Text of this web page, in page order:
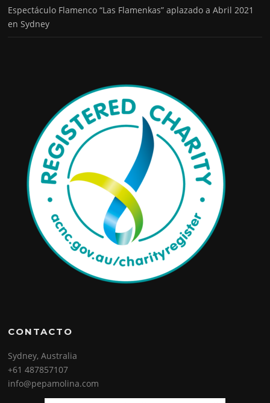
Espectáculo Flamenco “Las Flamenkas” aplazado a Abril 2021
en Sydney
CONTACTO
Sydney, Australia
+61 487857107
info@pepamolina.com